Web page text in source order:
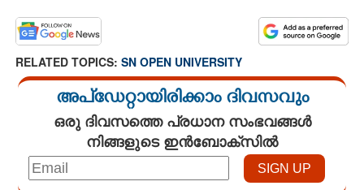
RELATED TOPICS: SN OPEN UNIVERSITY
അപ്ഡേറ്റായിരിക്കാം ദിവസവും
ഒരു ദിവസത്തെ പ്രധാന സംഭവങ്ങൾ
നിങ്ങളുടെ ഇൻബോക്സിൽ